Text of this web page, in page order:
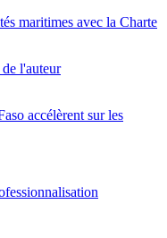
maritimes avec la Charte
l'auteur
accélèrent sur les